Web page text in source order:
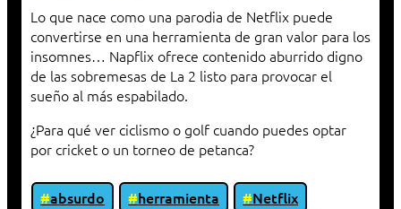
Lo que nace como una parodia de Netflix puede
convertirse en una herramienta de gran valor para los
insomnes… Napflix ofrece contenido aburrido digno
de las sobremesas de La 2 listo para provocar el
sueño al más espabilado.
¿Para qué ver ciclismo o golf cuando puedes optar
por cricket o un torneo de petanca?
absurdo herramienta
Netflix